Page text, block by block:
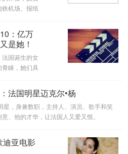
机场、报纸
人，在法
：亿万
是她！
国诞生的女
睐，她们具
法国明星迈克尔•杨
星，身兼数职，主持人、演员、歌手和笑
、他的才华，让法国人又爱又恨。
迪亚电影